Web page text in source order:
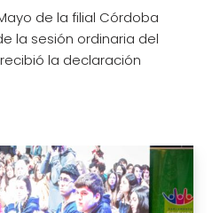
de la filial Córdoba
la sesión ordinaria del
la declaración